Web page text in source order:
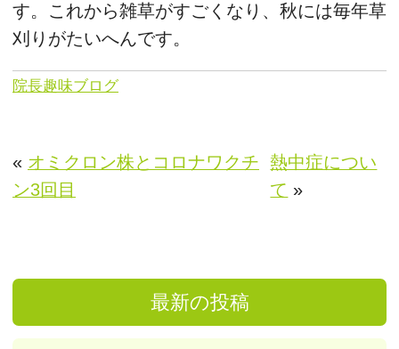
す。これから雑草がすごくなり、秋には毎年草
刈りがたいへんです。
院長趣味ブログ
« オミクロン株とコロナワクチ
ン3回目
熱中症につい
て »
最新の投稿